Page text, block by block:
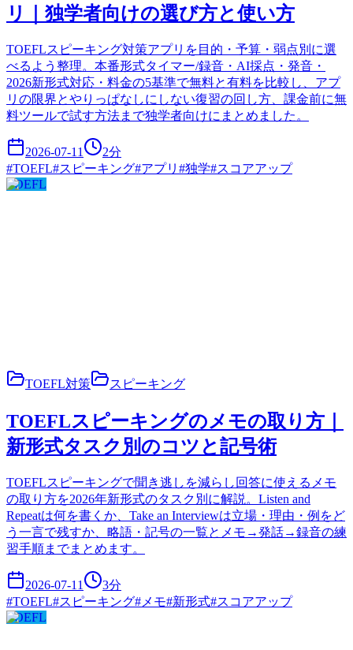
リ｜独学者向けの選び方と使い方
TOEFLスピーキング対策アプリを目的・予算・弱点別に選
べるよう整理。本番形式タイマー/録音・AI採点・発音・
2026新形式対応・料金の5基準で無料と有料を比較し、アプ
リの限界とやりっぱなしにしない復習の回し方、課金前に無
料ツールで試す方法まで独学者向けにまとめました。
2026-07-11 2分
#TOEFL#スピーキング#アプリ #独学#スコアアップ
TOEFL
TOEFL対策 スピーキング
TOEFLスピーキングのメモの取り方｜
新形式タスク別のコツと記号術
TOEFLスピーキングで聞き逃しを減らし回答に使えるメモ
の取り方を2026年新形式のタスク別に解説。Listen and
Repeatは何を書くか、Take an Interviewは立場・理由・例をど
う一言で残すか、略語・記号の一覧とメモ→発話→録音の練
習手順までまとめます。
2026-07-11 3分
#TOEFL#スピーキング# メモ#新形式#スコアアップ
TOEFL